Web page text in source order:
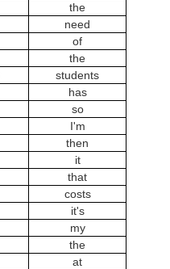
the
need
of
the
students
has
so
I'm
then
it
that
costs
it's
my
the
at